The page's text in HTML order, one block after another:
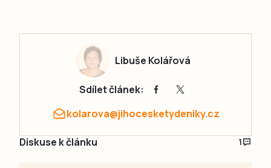
Libuše Kolářová
Sdílet článek:
kolarova@jihocesketydeniky.cz
Diskuse k článku 1